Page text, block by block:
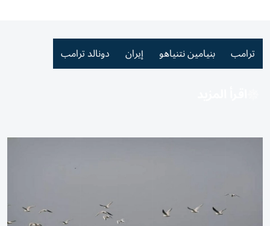
ترامب بنيامين نتنياهو إيران دونالد ترامب